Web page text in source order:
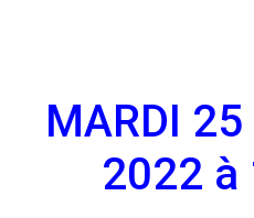
MARDI 25
2022 à